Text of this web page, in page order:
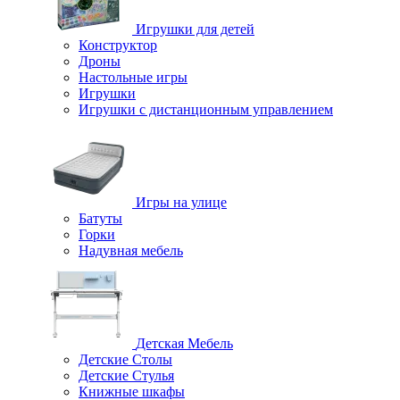
Игрушки для детей
Конструктор
Дроны
Настольные игры
Игрушки
Игрушки c дистанционным управлением
Игры на улице
Батуты
Горки
Надувная мебель
Детская Мебель
Детские Столы
Детские Стулья
Книжные шкафы